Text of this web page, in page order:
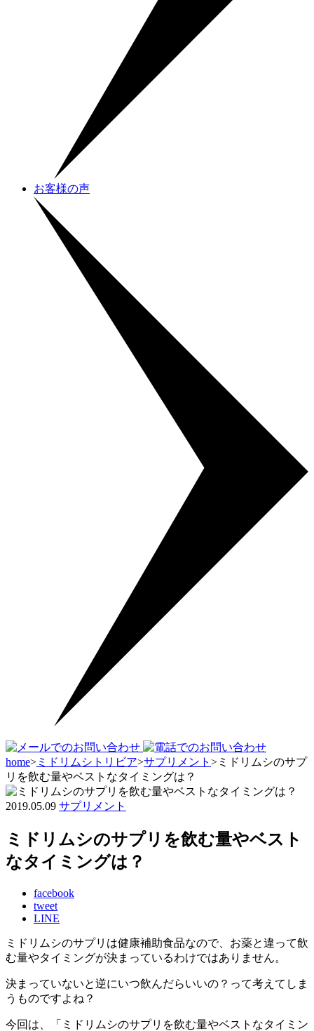
お客様の声
home> ミドリムシトリビア>サプリメント > ミドリムシのサプ
リを飲む量やベストなタイミングは？
2019.05.09 サプリメント
ミドリムシのサプリを飲む量やベスト
なタイミングは？
facebook
tweet
LINE
ミドリムシのサプリは健康補助食品なので、お薬と違って飲
む量やタイミングが決まっているわけではありません。
決まっていないと逆にいつ飲んだらいいの？って考えてしま
うものですよね？
今回は、「ミドリムシのサプリを飲む量やベストなタイミン